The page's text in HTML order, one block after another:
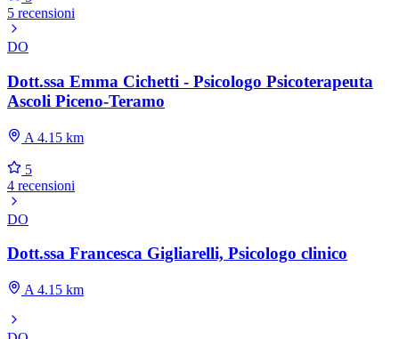
5 recensioni
DO
Dott.ssa Emma Cichetti - Psicologo Psicoterapeuta
Ascoli Piceno-Teramo
A 4.15 km
5
4 recensioni
DO
Dott.ssa Francesca Gigliarelli, Psicologo clinico
A 4.15 km